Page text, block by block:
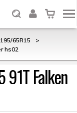
195/65R15
>
hs02
91T Falken